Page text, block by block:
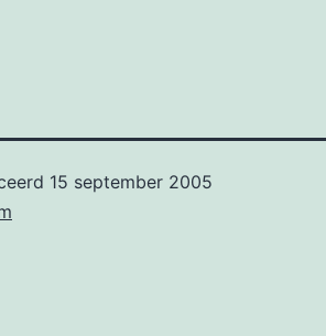
15 september 2005